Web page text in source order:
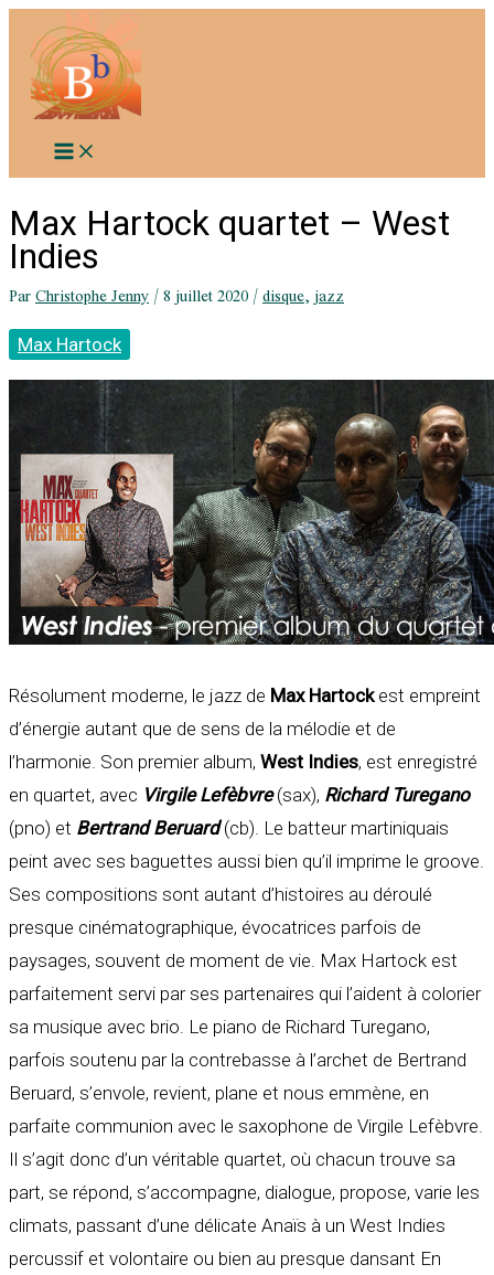
contenu
Max Hartock quartet – West
Indies
ParChristophe Jenny/8 juillet 2020/disque,jazz
Max Hartock
Résolument moderne, le jazz de Max Hartockest empreint
d’énergie autant que de sens de la mélodie et de
l’harmonie. Son premier album, West Indies, est enregistré
en quartet, avec Virgile Lefèbvre(sax), Richard Turegano
(pno) et Bertrand Beruard(cb). Le batteur martiniquais
peint avec ses baguettes aussi bien qu’il imprime le groove.
Ses compositions sont autant d’histoires au déroulé
presque cinématographique, évocatrices parfois de
paysages, souvent de moment de vie. Max Hartock est
parfaitement servi par ses partenaires qui l’aident à colorier
sa musique avec brio. Le piano de Richard Turegano,
parfois soutenu par la contrebasse à l’archet de Bertrand
Beruard, s’envole, revient, plane et nous emmène, en
parfaite communion avec le saxophone de Virgile Lefèbvre.
Il s’agit donc d’un véritable quartet, où chacun trouve sa
part, se répond, s’accompagne, dialogue, propose, varie les
climats, passant d’une délicate Anaïs à un West Indies
percussif et volontaire ou bien au presque dansant En